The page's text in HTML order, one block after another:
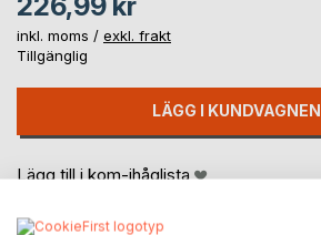
226,99 kr
inkl. moms / exkl. frakt
Tillgänglig
LÄGG I KUNDVAGNEN
Lägg till i kom-ihåglista